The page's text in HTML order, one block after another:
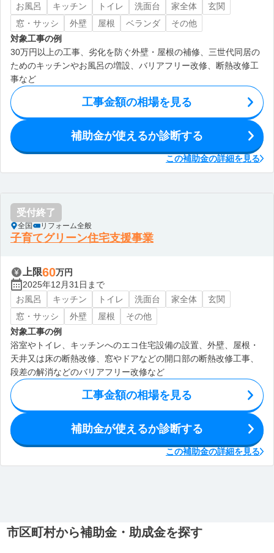
お風呂 キッチン トイレ 洗面台 家全体
玄関
窓・サッシ
外壁 屋根 ベランダ
その他
対象工事の例
30万円以上の工事、劣化を防ぐ外壁・屋根の補修、三世代同居の
ためのキッチンやお風呂の増設、バリアフリー改修、断熱改修工
事など
工事金額の相場を見る
補助金が使えるか診断する
この補助金の詳細を見る
受付終了
全国 リフォーム全般
子育てグリーン住宅支援事業
上限60万円
2025年12月31日まで
お風呂
キッチン トイレ 洗面台 家全体
玄関
窓・サッシ
外壁 屋根
その他
対象工事の例
浴室やトイレ、キッチンへのエコ住宅設備の設置、外壁、屋根・
天井又は床の断熱改修、窓やドアなどの開口部の断熱改修工事、
段差の解消などのバリアフリー改修など
工事金額の相場を見る
補助金が使えるか診断する
この補助金の詳細を見る
市区町村から補助金・助成金を探す